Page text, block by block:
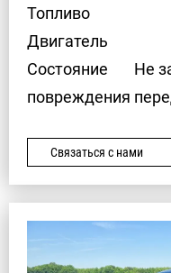
Топливо
Двигатель
Состояние
Не
повреждения
Связаться с нами